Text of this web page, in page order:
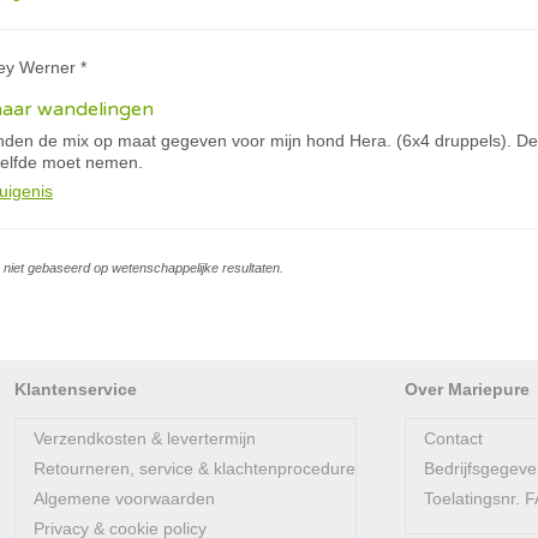
Werner *
wandelingen
de mix op maat gegeven voor mijn hond Hera. (6x4 druppels).
moet nemen.
gebaseerd op wetenschappelijke resultaten.
Klantenservice
Verzendkosten & levertermijn
Retourneren, service & klachtenprocedure
Algemene voorwaarden
Privacy & cookie policy
Over Mariepure
Contact
Toelatingsnr.